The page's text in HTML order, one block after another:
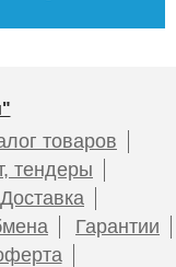
Подробнее
Подробнее
Подробнее
товаров
тендеры
Доставка
Гарантии